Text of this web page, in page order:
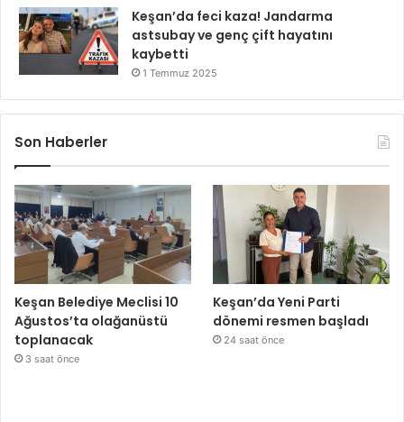
Keşan’da feci kaza! Jandarma
astsubay ve genç çift hayatını
kaybetti
1 Temmuz 2025
Son Haberler
Keşan Belediye Meclisi 10
Ağustos’ta olağanüstü
toplanacak
3 saat önce
Keşan’da Yeni Parti
dönemi resmen başladı
24 saat önce